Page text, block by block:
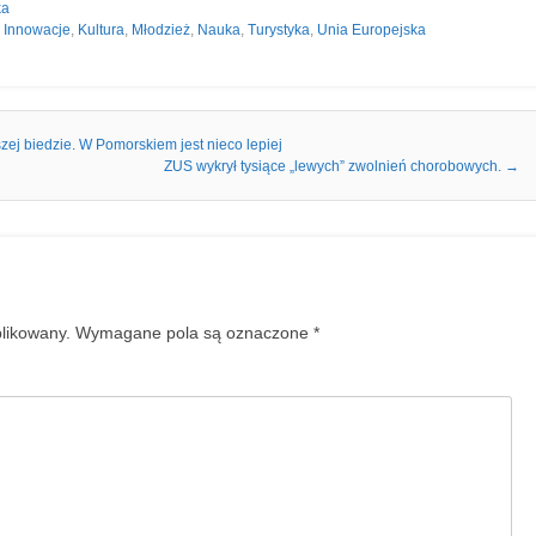
Innowacje, Kultura, Młodzież, Nauka, Turystyka, Unia Europejska
biedzie. W Pomorskiem jest nieco lepiej
ZUS wykrył tysiące „lewych” zwolnień chorobowych. →
Wymagane pola są oznaczone *